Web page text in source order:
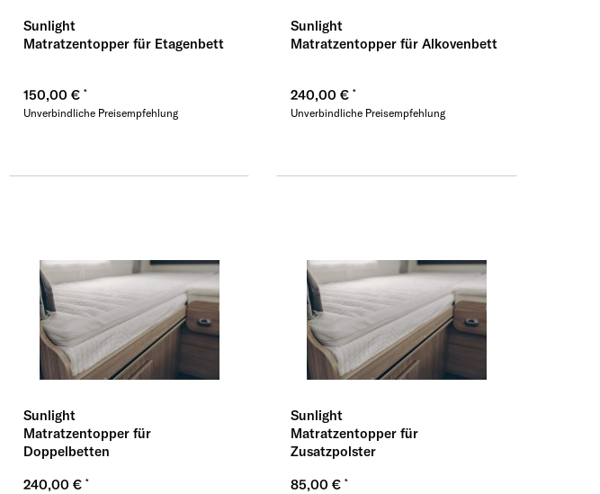
Sunlight
Matratzentopper für Etagenbett
150,00 €
Unverbindliche Preisempfehlung
Sunlight
Matratzentopper für Alkovenbett
240,00 €
Unverbindliche Preisempfehlung
Sunlight
Matratzentopper für
Doppelbetten
240,00 €
Sunlight
Matratzentopper für
Zusatzpolster
85,00 €